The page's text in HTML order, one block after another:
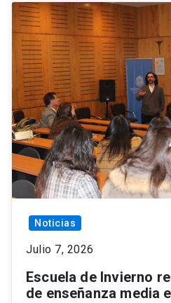
Noticias
Julio 7, 2026
Escuela de Invierno
de enseñanza media